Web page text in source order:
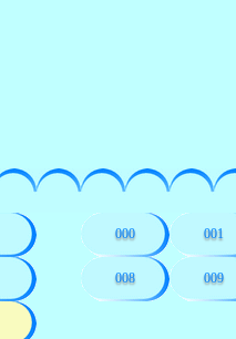
000 001
008 009